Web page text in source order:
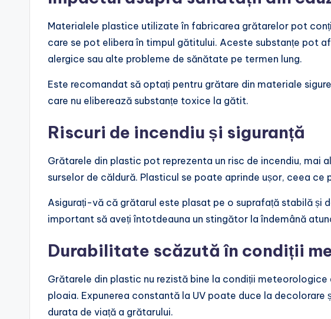
Materialele plastice utilizate în fabricarea grătarelor pot
care se pot elibera în timpul gătitului. Aceste substanțe pot
alergice sau alte probleme de sănătate pe termen lung.
Este recomandat să optați pentru grătare din materiale
care nu eliberează substanțe toxice la gătit.
Riscuri de incendiu și siguranță
Grătarele din plastic pot reprezenta un risc de incendiu, mai
surselor de căldură. Plasticul se poate aprinde ușor, ceea
Asigurați-vă că grătarul este plasat pe o suprafață stabilă și
important să aveți întotdeauna un stingător la îndemână
Durabilitate scăzută în condiții
Grătarele din plastic nu rezistă bine la condiții meteorologice
ploaia. Expunerea constantă la UV poate duce la decolorare
durata de viață a grătarului.